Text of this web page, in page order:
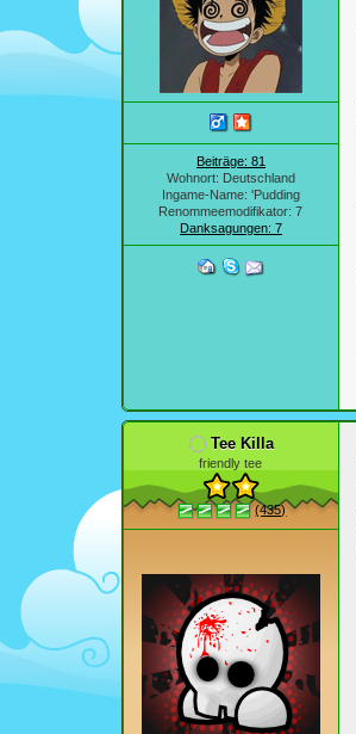
Beiträge: 81
Wohnort: Deutschland
Ingame-Name: 'Pudding
Renommeemodifikator: 7
Danksagungen: 7
Tee Killa
friendly tee
(435)